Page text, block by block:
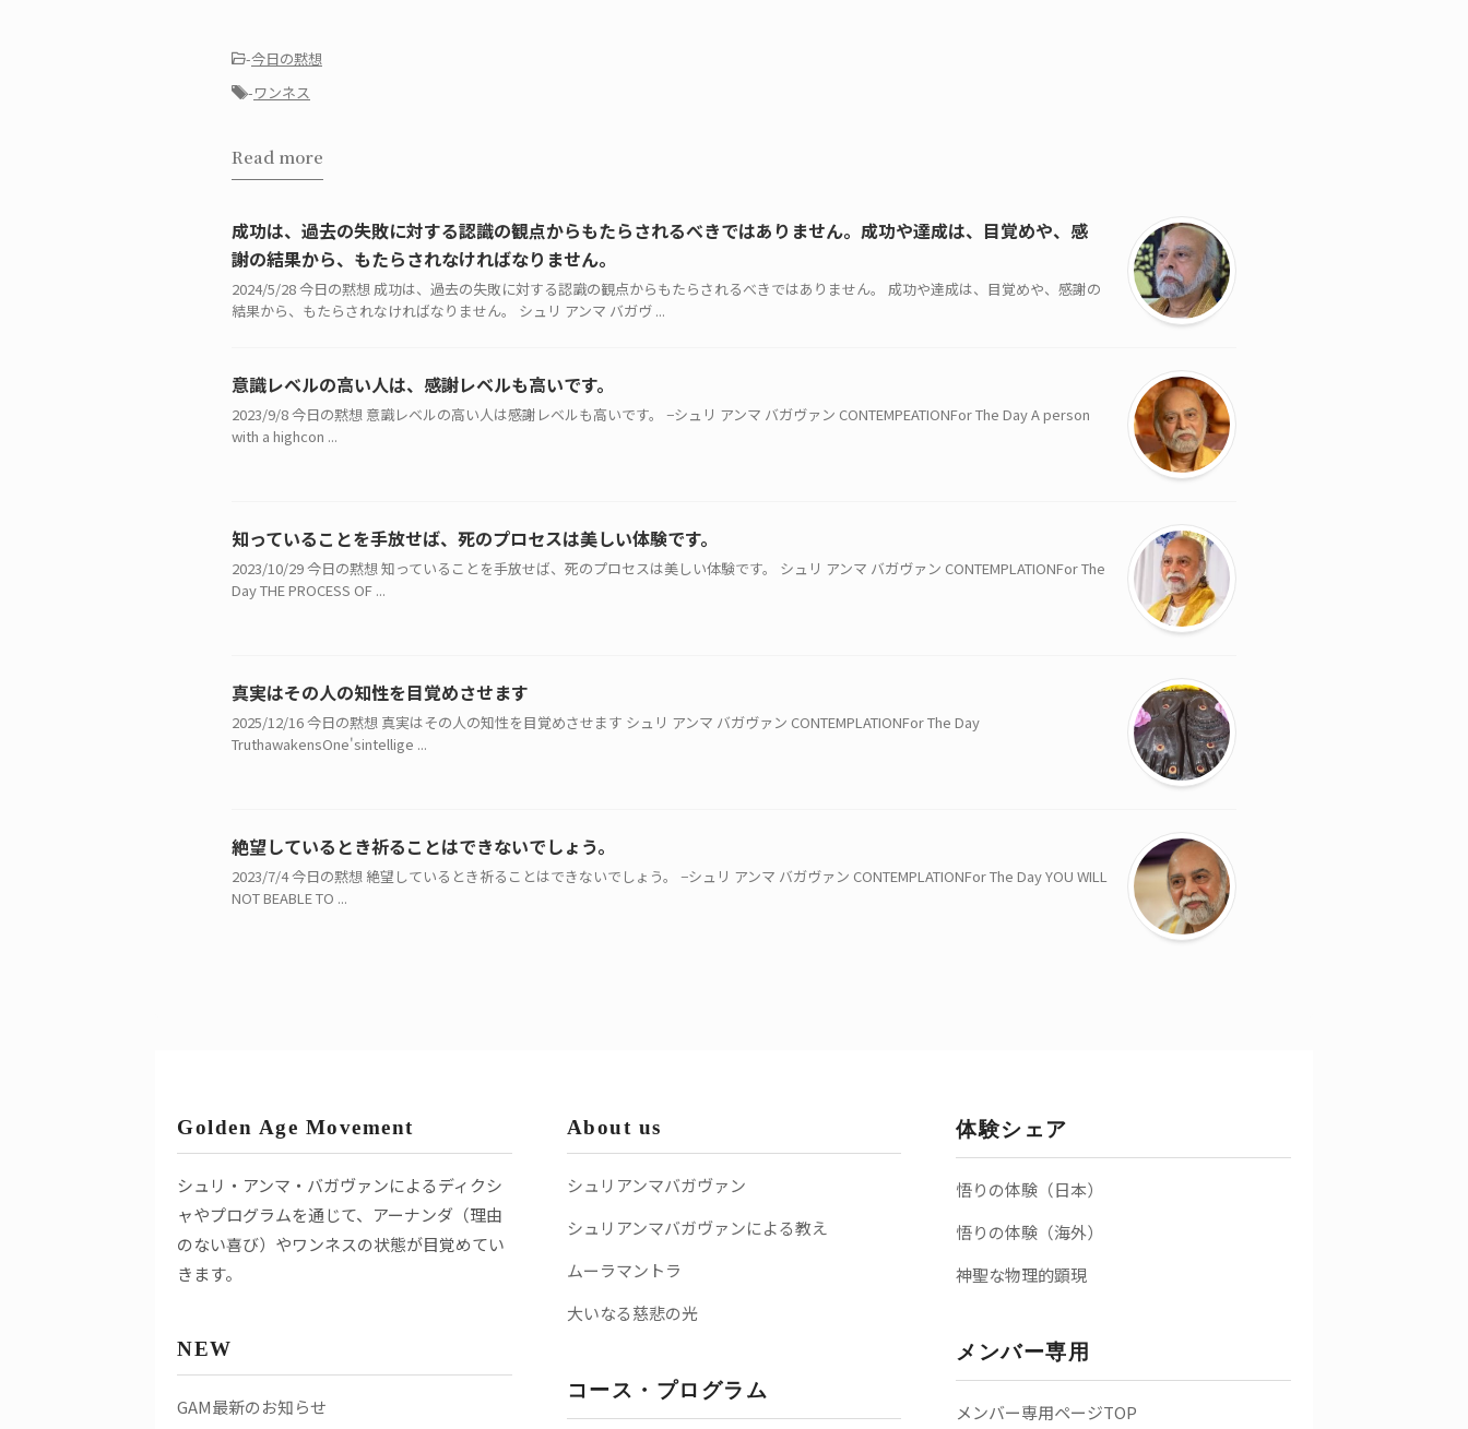
-今日の黙想
-ワンネス
Read more
成功は、過去の失敗に対する認識の観点からもたらされるべきではありません。成功や達成は、目覚めや、感
謝の結果から、もたらされなければなりません。
2024/5/28 今日の黙想 成功は、過去の失敗に対する認識の観点からもたらされるべきではありません。 成功や達成は、目覚めや、感謝の
結果から、もたらされなければなりません。 シュリ アンマ バガヴ ...
意識レベルの高い人は、感謝レベルも高いです。
2023/9/8 今日の黙想 意識レベルの高い人は感謝レベルも高いです。 −シュリ アンマ バガヴァン CONTEMPEATIONFor The Day A person
with a highcon ...
知っていることを手放せば、死のプロセスは美しい体験です。
2023/10/29 今日の黙想 知っていることを手放せば、死のプロセスは美しい体験です。 シュリ アンマ バガヴァン CONTEMPLATIONFor The
Day THE PROCESS OF ...
真実はその人の知性を目覚めさせます
2025/12/16 今日の黙想 真実はその人の知性を目覚めさせます シュリ アンマ バガヴァン CONTEMPLATIONFor The Day
TruthawakensOne'sintellige ...
絶望しているとき祈ることはできないでしょう。
2023/7/4 今日の黙想 絶望しているとき祈ることはできないでしょう。 −シュリ アンマ バガヴァン CONTEMPLATIONFor The Day YOU WILL
NOT BEABLE TO ...
Golden Age Movement
シュリ・アンマ・バガヴァンによるディクシ
ャやプログラムを通じて、アーナンダ（理由
のない喜び）やワンネスの状態が目覚めてい
きます。
NEW
GAM最新のお知らせ
About us
シュリアンマバガヴァン
シュリアンマバガヴァンによる教え
ムーラマントラ
大いなる慈悲の光
コース・プログラム
体験シェア
悟りの体験（日本）
悟りの体験（海外）
神聖な物理的顕現
メンバー専用
メンバー専用ページTOP